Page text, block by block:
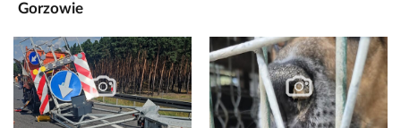
Gorzowie